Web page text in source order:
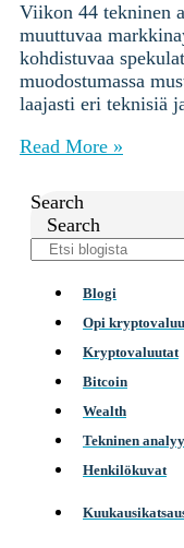
Viikon 44 tekninen
muuttuvaa
kohdistuvaa
muodostumassa
laajasti eri teknisiä
Read More »
Search
Search
Blogi
Opi
Kryptovaluutat
Bitcoin
Wealth
Tekninen
Henkilökuvat